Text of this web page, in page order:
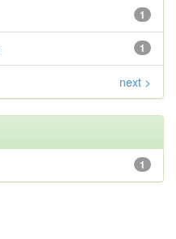
1
1
next >
1